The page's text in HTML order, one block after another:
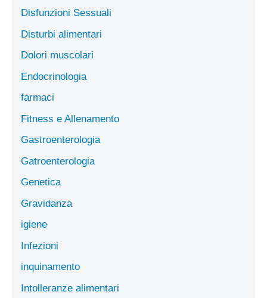
Disfunzioni Sessuali
Disturbi alimentari
Dolori muscolari
Endocrinologia
farmaci
Fitness e Allenamento
Gastroenterologia
Gatroenterologia
Genetica
Gravidanza
igiene
Infezioni
inquinamento
Intolleranze alimentari